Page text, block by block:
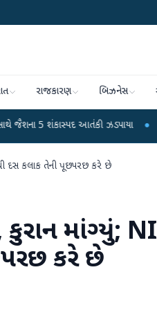
રાજકારણ બિઝનેસ
આતંકી ઝડપાયા ● પીએમ મોદીનું
દસ કલાક તેની પૂછપરછ કરે છે
માંગ્યું;
કરે છે